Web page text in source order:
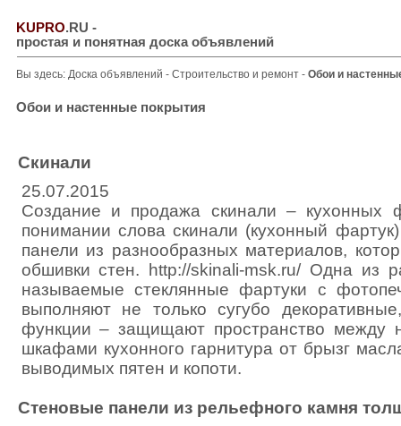
KUPRO.RU -
простая и понятная доска объявлений
Вы здесь: Доска объявлений - Строительство и ремонт - Обои и
Обои и настенные покрытия
Скинали
25.07.2015
Создание и продажа скинали – кухонных
понимании слова скинали (кухонный
панели из разнообразных материалов,
обшивки стен. http://skinali-msk.ru/ Одна из
называемые стеклянные фартуки с
выполняют не только сугубо
функции – защищают пространство между
шкафами кухонного гарнитура от брызг
выводимых пятен и копоти.
Стеновые панели из рельефного камня